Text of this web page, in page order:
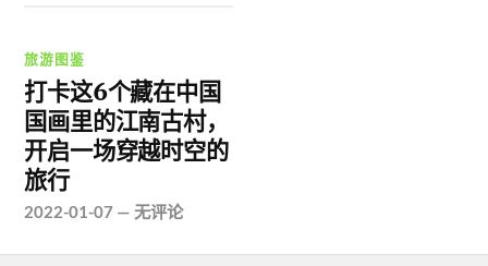
旅游图鉴
打卡这6个藏在中国
国画里的江南古村，
开启一场穿越时空的
旅行
2022-01-07 —无评论